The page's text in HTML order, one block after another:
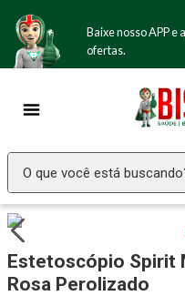
Baixe nosso APP e
ofertas.
O que você está
Estetoscópio Spirit
Rosa Perolizado
2º Fralda Geriatrica